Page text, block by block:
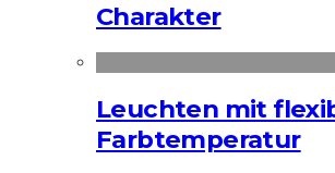
Charakter
Leuchten mit
Farbtemperatur